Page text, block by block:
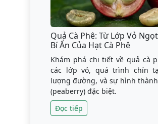
Quả Cà Phê: Từ Lớp Vỏ
Bí Ẩn Của Hạt Cà Phê
Khám phá chi tiết về quả cà
các lớp vỏ, quá trình chín
lượng đường, và sự hình
(peaberry) đặc biệt.
Đọc tiếp